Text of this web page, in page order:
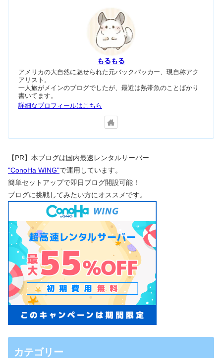
もるもる
アメリカの大自然に魅せられた元バックパッカー、現自称アク
アリスト。
一人旅がメインのブログでしたが、最近は熱帯魚のことばかり
書いてます。
詳細なプロフィールはこちら
【PR】本ブログは国内最速レンタルサーバー
"ConoHa WING"で運用しています。
簡単セットアップで即日ブログ開設可能！
ブログに挑戦してみたい方にオススメです。
カテゴリー